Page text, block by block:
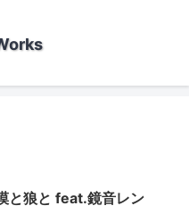
と狼と feat.鏡音レン